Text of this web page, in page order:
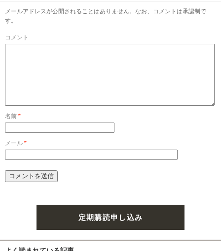
メールアドレスが公開されることはありません。なお、コメントは承認制で
す。
コメント
名前 *
メール *
定期購読申し込み